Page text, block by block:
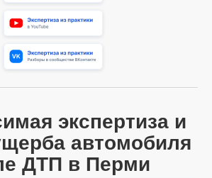
экспертиза и
автомобиля
ДТП в Перми